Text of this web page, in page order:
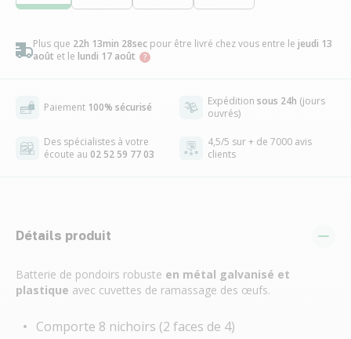
Plus que 22h 13min 28sec pour être livré chez vous entre le jeudi 13
août et le lundi 17 août
Paiement 100% sécurisé Expédition sous 24h (jours
ouvrés)
Des spécialistes à votre
écoute au 02 52 59 77 03
4,5/5 sur + de 7000 avis
clients
Détails produit
Batterie de pondoirs robuste en métal galvanisé et
plastique avec cuvettes de ramassage des œufs.
Comporte 8 nichoirs (2 faces de 4)